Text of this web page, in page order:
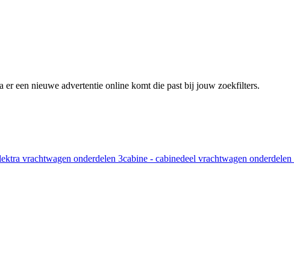
er een nieuwe advertentie online komt die past bij jouw zoekfilters.
vrachtwagen onderdelen 3cabine - cabinedeel vrachtwagen onderdelen